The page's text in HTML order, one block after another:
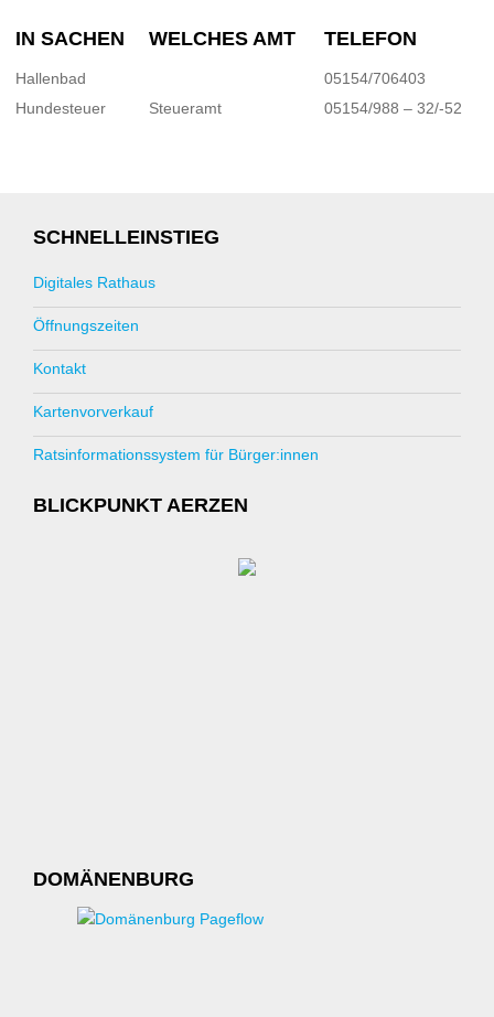
IN SACHEN WELCHES AMT TELEFON
Hallenbad
05154/706403
Hundesteuer
Steueramt 05154/988 – 32/-52
SCHNELLEINSTIEG
Digitales Rathaus
Öffnungszeiten
Kontakt
Kartenvorverkauf
Ratsinformationssystem für Bürger:innen
BLICKPUNKT AERZEN
DOMÄNENBURG